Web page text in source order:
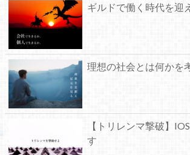
ギルドで働く時代を迎
理想の社会とは何かを
【トリレンマ撃破】
す